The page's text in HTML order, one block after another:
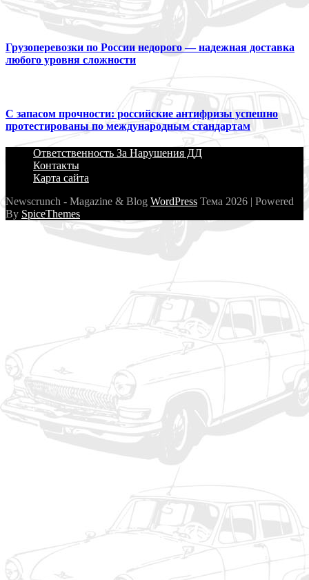
Грузоперевозки по России недорого — надежная доставка
любого уровня сложности
С запасом прочности: российские антифризы успешно
протестированы по международным стандартам
Ответственность За Нарушения ДД
Контакты
Карта сайта
Newscrunch - Magazine & Blog WordPress Тема 2026 | Powered
By SpiceThemes